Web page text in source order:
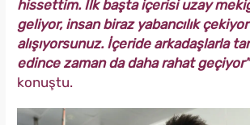
hissettim. İlk başta içerisi uzay
geliyor, insan biraz yabancılık
alışıyorsunuz. İçeride arkadaşlarla
edince zaman da daha rahat geçiyor"
konuştu.